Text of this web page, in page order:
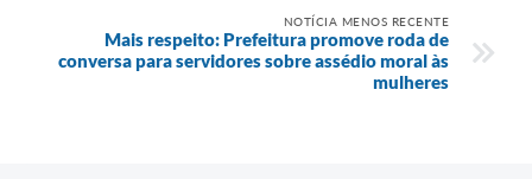
NOTÍCIA MENOS RECENTE
Mais respeito: Prefeitura promove roda de
conversa para servidores sobre assédio moral às
mulheres